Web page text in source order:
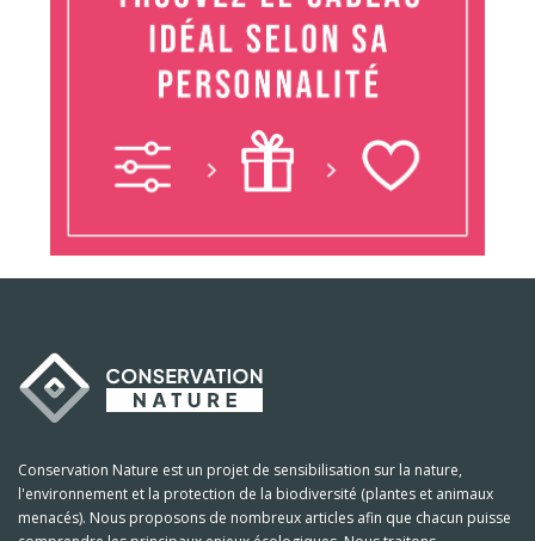
Conservation Nature est un projet de sensibilisation sur la nature,
l'environnement et la protection de la biodiversité (plantes et animaux
menacés). Nous proposons de nombreux articles afin que chacun puisse